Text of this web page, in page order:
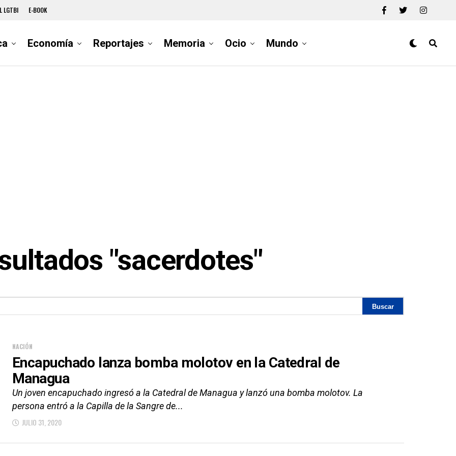
LGTBI E-BOOK
Economía Reportajes Memoria Ocio Mundo
"sacerdotes"
NACIÓN
Encapuchado lanza bomba molotov en la Catedral de
Managua
Un joven encapuchado ingresó a la Catedral de Managua y lanzó una bomba molotov. La
persona entró a la Capilla de la Sangre de...
JULIO 31, 2020